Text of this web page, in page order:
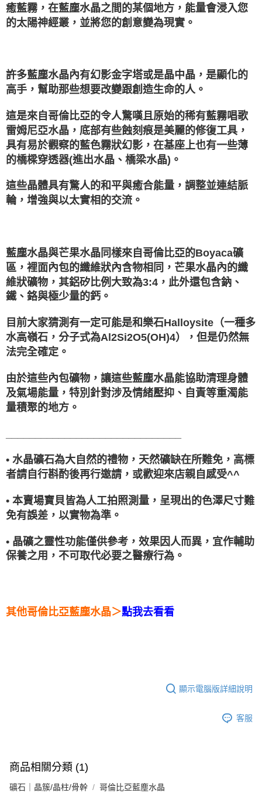
癒藍霧，在藍塵水晶之間的某個地方，能量會浸入您
的太陽神經叢，並將您的創意變為現實。
許多藍塵水晶內有幻影金字塔或是晶中晶，是顯化的
高手，幫助那些想要改變跟創造生命的人。
這是來自哥倫比亞的令人驚嘆且原始的稀有藍霧唱歌
雷姆尼亞水晶，底部有些蝕刻痕是美麗的修復工具，
具有易於觀察的藍色霧狀幻影，在基座上也有一些薄
的橋樑穿透器(進出水晶、橋梁水晶)。
這些晶體具有驚人的和平與癒合能量，調整並連結脈
輪，增強與以太實相的交流。
藍塵水晶與芒果水晶同樣來自哥倫比亞的Boyaca礦
區，裡面內包的纖維狀內含物相同，芒果水晶內的纖
維狀礦物，其鋁矽比例大致為3:4，此外還包含鈉、
鐵、鉻與極少量的鈣。
目前大家猜測有一定可能是和樂石Halloysite（一種多
水高嶺石，分子式為Al2Si2O5(OH)4），但是仍然無
法完全確定。
由於這些內包礦物，讓這些藍塵水晶能協助清理身體
及氣場能量，特別針對涉及情緒壓抑、自責等重濁能
量積聚的地方。
• 水晶礦石為大自然的禮物，天然礦缺在所難免，高標
者請自行斟酌後再行邀請，或歡迎來店親自感受^^
• 本賣場寶貝皆為人工拍照測量，呈現出的色澤尺寸難
免有誤差，以實物為準。
• 晶礦之靈性功能僅供參考，效果因人而異，宜作輔助
保養之用，不可取代必要之醫療行為。
其他哥倫比亞藍塵水晶＞點我去看看
顯示電腦版詳細說明
客服
商品相關分類 (1)
礦石｜晶簇/晶柱/骨幹 哥倫比亞藍塵水晶